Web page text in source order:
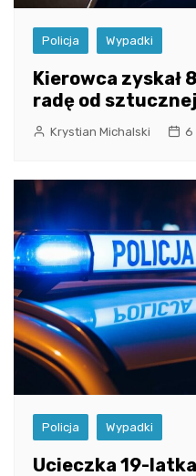
Policja Wypadki
Kierowca zyskał
radę od
Krystian Michalski 6
Policja Wypadki
Ucieczka 19-